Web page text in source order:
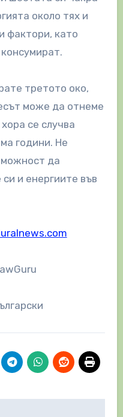
около тях и
фактори, като
третото око,
може да отнеме
се случва
години. Не
да
и енергиите във